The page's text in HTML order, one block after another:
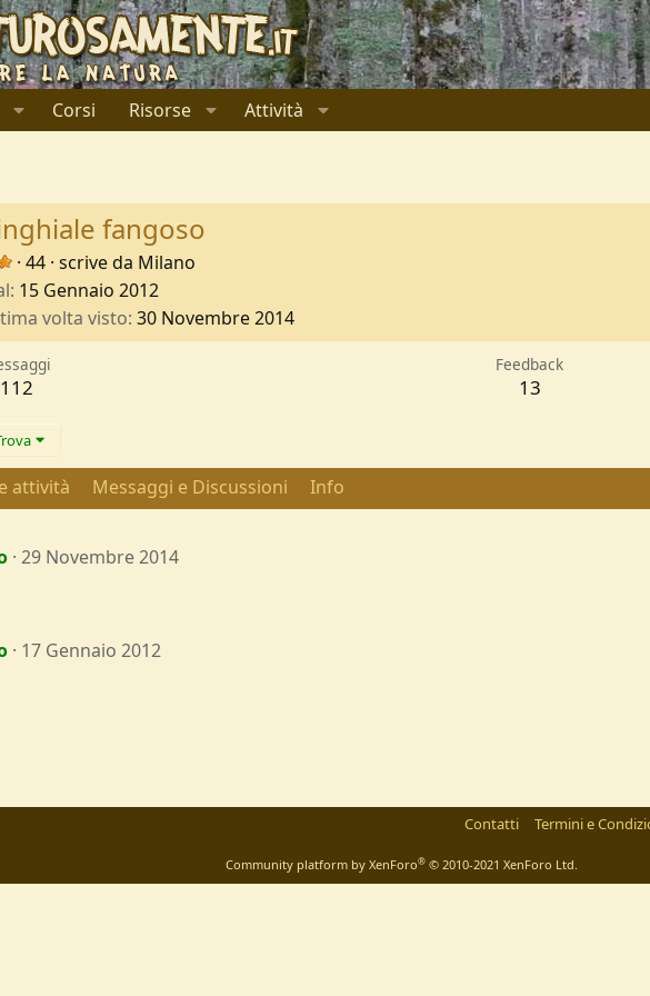
Corsi Risorse Attività
fangoso
· 44 · scrive da Milano
15 Gennaio 2012
volta visto 30 Novembre 2014
112
Feedback
13
attività Messaggi e Discussioni Info
29 Novembre 2014
17 Gennaio 2012
Contatti Termini e
Community platform by XenForo® © 2010-2021 XenForo Ltd.